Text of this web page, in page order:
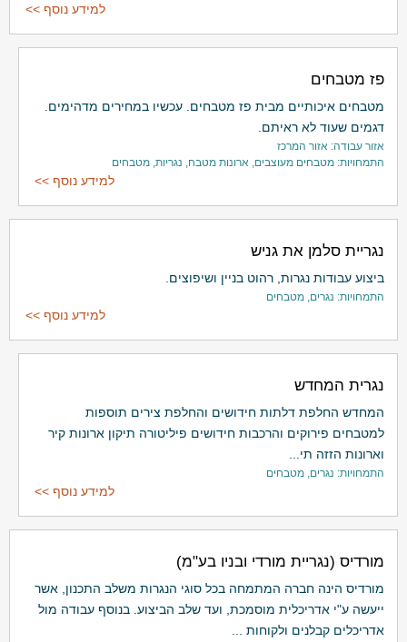
למידע נוסף >>
פז מטבחים
מטבחים איכותיים מבית פז מטבחים. עכשיו במחירים מדהימים.
דגמים שעוד לא ראיתם.
אזור עבודה: אזור המרכז
התמחויות: מטבחים מעוצבים, ארונות מטבח, נגריות, מטבחים
למידע נוסף >>
נגריית סלמן את גניש
ביצוע עבודות נגרות, רהוט בניין ושיפוצים.
התמחויות: נגרים, מטבחים
למידע נוסף >>
נגרית המחדש
המחדש החלפת דלתות חידושים והחלפת צירים תוספות
למטבחים פירוקים והרכבות חידושים פיליטורה תיקון ארונות קיר
וארונות הזזה תי...
התמחויות: נגרים, מטבחים
למידע נוסף >>
מורדיס (נגריית מורדי ובניו בע"מ)
מורדיס הינה חברה המתמחה בכל סוגי הנגרות משלב התכנון, אשר
ייעשה ע"י אדריכלית מוסמכת, ועד שלב הביצוע. בנוסף עבודה מול
אדריכלים קבלנים ולקוחות ...